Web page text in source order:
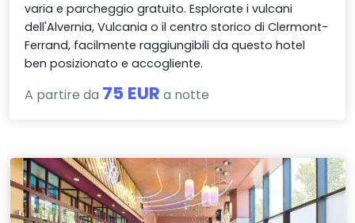
varia e parcheggio gratuito. Esplorate i vulcani
dell'Alvernia, Vulcania o il centro storico di Clermont-
Ferrand, facilmente raggiungibili da questo hotel
ben posizionato e accogliente.
A partire da 75 EUR a notte